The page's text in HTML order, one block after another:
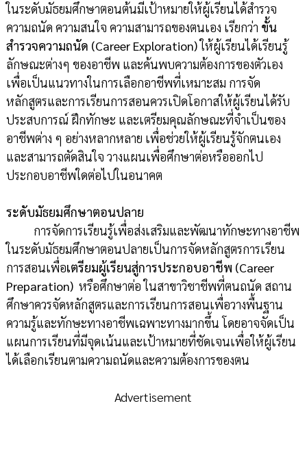
ในระดับมัธยมศึกษาตอนต้นมีเป้าหมายให้ผู้เรียนได้สำรวจ
ความถนัด ความสนใจ ความสามารถของตนเอง เรียกว่า ขั้น
สำรวจความถนัด (Career Exploration)ให้ผู้เรียนได้เรียนรู้
ลักษณะต่างๆ ของอาชีพ และค้นพบความต้องการของตัวเอง
เพื่อเป็นแนวทางในการเลือกอาชีพที่เหมาะสม การจัด
หลักสูตรและการเรียนการสอนควรเปิดโอกาสให้ผู้เรียนได้รับ
ประสบการณ์ ฝึกทักษะ และเตรียมคุณลักษณะที่จำเป็นของ
อาชีพต่าง ๆ อย่างหลากหลาย เพื่อช่วยให้ผู้เรียนรู้จักตนเอง
และสามารถตัดสินใจ วางแผนเพื่อศึกษาต่อหรือออกไป
ประกอบอาชีพใดต่อไปในอนาคต
ระดับมัธยมศึกษาตอนปลาย
การจัดการเรียนรู้เพื่อส่งเสริมและพัฒนาทักษะทางอาชีพ
ในระดับมัธยมศึกษาตอนปลายเป็นการจัดหลักสูตรการเรียน
การสอนเพื่อเตรียมผู้เรียนสู่การประกอบอาชีพ (Career
Preparation) หรือศึกษาต่อ ในสาขาวิชาชีพที่ตนถนัด สถาน
ศึกษาควรจัดหลักสูตรและการเรียนการสอนเพื่อวางพื้นฐาน
ความรู้และทักษะทางอาชีพเฉพาะทางมากขึ้น โดยอาจจัดเป็น
แผนการเรียนที่มีจุดเน้นและเป้าหมายที่ชัดเจนเพื่อให้ผู้เรียน
ได้เลือกเรียนตามความถนัดและความต้องการของตน
Advertisement